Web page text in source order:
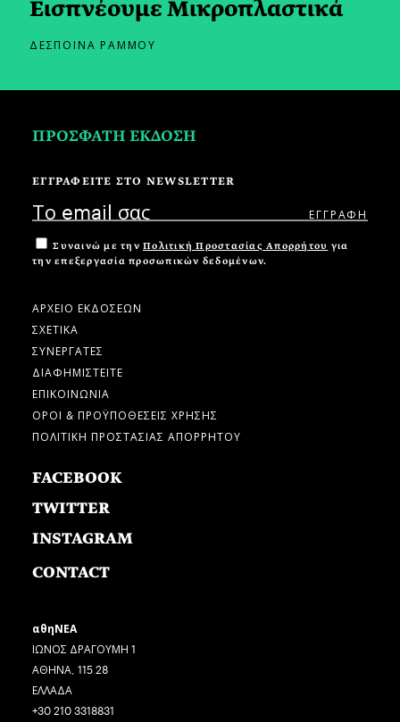
Εισπνέουμε Μικροπλαστικά
ΔΕΣΠΟΙΝΑ ΡΑΜΜΟΥ
ΠΡΟΣΦΑΤΗ ΕΚΔΟΣΗ
ΕΓΓΡΑΦΕΙΤΕ ΣΤΟ NEWSLETTER
Συναινώ με την Πολιτική Προστασίας Απορρήτου για
την επεξεργασία προσωπικών δεδομένων.
ΑΡΧΕΙΟ ΕΚΔΟΣΕΩΝ
ΣΧΕΤΙΚΑ
ΣΥΝΕΡΓΑΤΕΣ
ΔΙΑΦΗΜΙΣΤΕΙΤΕ
ΕΠΙΚΟΙΝΩΝΙΑ
ΟΡΟΙ & ΠΡΟΫΠΟΘΕΣΕΙΣ ΧΡΗΣΗΣ
ΠΟΛΙΤΙΚΗ ΠΡΟΣΤΑΣΙΑΣ ΑΠΟΡΡΗΤΟΥ
FACEBOOK
TWITTER
INSTAGRAM
CONTACT
αθηΝΕΑ
ΙΩΝΟΣ ΔΡΑΓΟΥΜΗ 1
ΑΘΗΝΑ, 115 28
ΕΛΛΑΔΑ
+30 210 3318831